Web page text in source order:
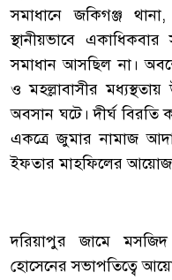
সমাধানে জকিগঞ্জ
স্থানীয়ভাবে
সমাধান আসছিল না।
ও মহল্লাবাসীর
অবসান ঘটে। দীর্ঘ বিরতি
একত্রে জুমার নামাজ
ইফতার মাহফিলের
‎দরিয়াপুর জামে
হোসেনের সভাপতিত্বে